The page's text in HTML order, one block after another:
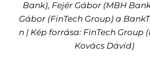
Bank), Fejér Gábor (MBH
Gábor (FinTech Group) a
n | Kép forrása: FinTech Group
Kovács Dávid)